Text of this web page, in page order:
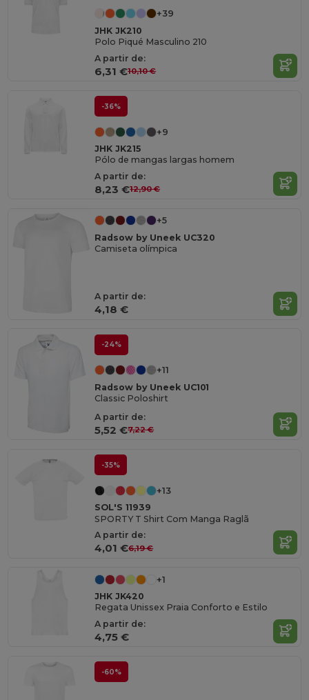
+39
JHK JK210
Polo Piqué Masculino 210
A partir de:
6,31 €10,10 €
-36%
+9
JHK JK215
Pólo de mangas largas homem
A partir de:
8,23 €12,90 €
+5
Radsow by Uneek UC320
Camiseta olímpica
A partir de:
4,18 €
-24%
+11
Radsow by Uneek UC101
Classic Poloshirt
A partir de:
5,52 €7,22 €
-35%
+13
SOL'S 11939
SPORTY T Shirt Com Manga Raglã
A partir de:
4,01 €6,19 €
+1
JHK JK420
Regata Unissex Praia Conforto e Estilo
A partir de:
4,75 €
-60%